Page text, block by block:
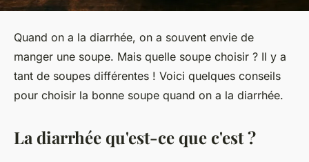
Quand on a la diarrhée, on a souvent envie de
manger une soupe. Mais quelle soupe choisir ? Il y a
tant de soupes différentes ! Voici quelques conseils
pour choisir la bonne soupe quand on a la diarrhée.
La diarrhée qu'est-ce que c'est ?